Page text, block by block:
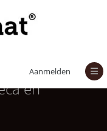
Aanmelden
koffie,
en